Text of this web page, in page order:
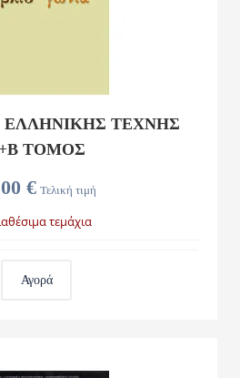
€ Τελική τιμή
ΕΛΛΗΝΙΚΗΣ ΤΕΧΝΗΣ
ΤΟΜΟΣ
τεμάχια
Αγορά